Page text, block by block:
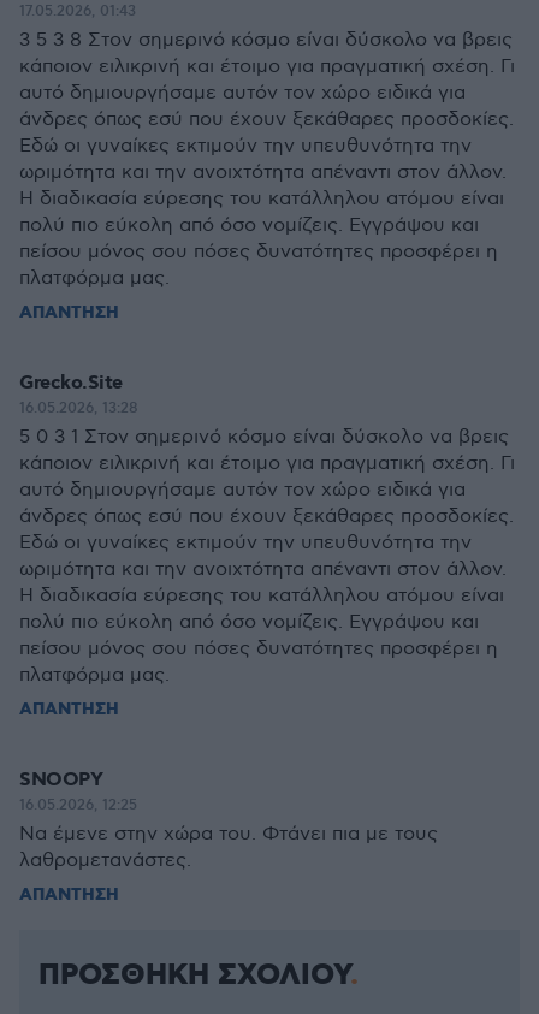
17.05.2026, 01:43
3 5 3 8 Στον σημερινό κόσμο είναι δύσκολο να βρεις
κάποιον ειλικρινή και έτοιμο για πραγματική σχέση. Γι
αυτό δημιουργήσαμε αυτόν τον χώρο ειδικά για
άνδρες όπως εσύ που έχουν ξεκάθαρες προσδοκίες.
Εδώ οι γυναίκες εκτιμούν την υπευθυνότητα την
ωριμότητα και την ανοιχτότητα απέναντι στον άλλον.
Η διαδικασία εύρεσης του κατάλληλου ατόμου είναι
πολύ πιο εύκολη από όσο νομίζεις. Εγγράψου και
πείσου μόνος σου πόσες δυνατότητες προσφέρει η
πλατφόρμα μας.
ΑΠΑΝΤΗΣΗ
Grecko.Site
16.05.2026, 13:28
5 0 3 1 Στον σημερινό κόσμο είναι δύσκολο να βρεις
κάποιον ειλικρινή και έτοιμο για πραγματική σχέση. Γι
αυτό δημιουργήσαμε αυτόν τον χώρο ειδικά για
άνδρες όπως εσύ που έχουν ξεκάθαρες προσδοκίες.
Εδώ οι γυναίκες εκτιμούν την υπευθυνότητα την
ωριμότητα και την ανοιχτότητα απέναντι στον άλλον.
Η διαδικασία εύρεσης του κατάλληλου ατόμου είναι
πολύ πιο εύκολη από όσο νομίζεις. Εγγράψου και
πείσου μόνος σου πόσες δυνατότητες προσφέρει η
πλατφόρμα μας.
ΑΠΑΝΤΗΣΗ
SNOOPY
16.05.2026, 12:25
Να έμενε στην χώρα του. Φτάνει πια με τους
λαθρομετανάστες.
ΑΠΑΝΤΗΣΗ
ΠΡΟΣΘΗΚΗ ΣΧΟΛΙΟΥ